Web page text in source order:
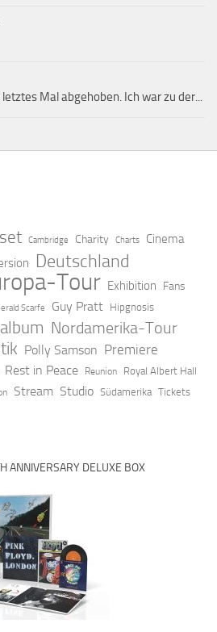
letztes Mal abgehoben. Ich war zu der...
Cambridge Charity Charts Cinema
Deutschland
Tour Exhibition Fans
Scarfe Guy Pratt Hipgnosis
Nordamerika-Tour
Polly Samson Premiere
Rest in Peace Reunion Royal Albert Hall
Stream Studio Südamerika Tickets
ANNIVERSARY DELUXE BOX